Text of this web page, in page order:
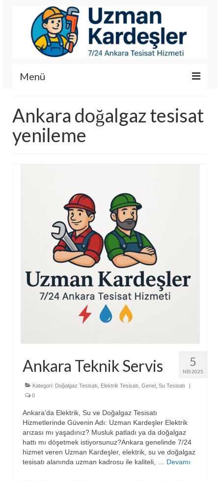
Menü
Hizmetlerimiz
Hakkımızda
Ankara doğalgaz tesisat
yenileme
5
NIS 2025
Ankara Teknik Servis
Kategori: Doğalgaz Tesisatı Elektrik Tesisatı Genel Su Tesisatı
|
0
Ankara’da Elektrik, Su ve Doğalgaz Tesisatı
Hizmetlerinde Güvenin Adı: Uzman Kardeşler Elektrik
arızası mı yaşadınız? Musluk patladı ya da doğalgaz
hattı mı döşetmek istiyorsunuz?Ankara genelinde 7/24
hizmet veren Uzman Kardeşler, elektrik, su ve doğalgaz
tesisatı alanında uzman kadrosu ile kaliteli, … Devamı